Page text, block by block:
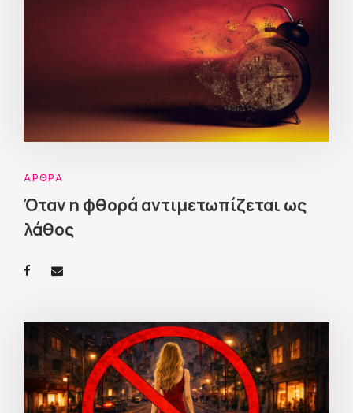
ΆΡΘΡΑ
Όταν η φθορά αντιμετωπίζεται ως
λάθος